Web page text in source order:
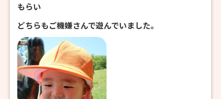
もらい
どちらもご機嫌さんで遊んでいました。